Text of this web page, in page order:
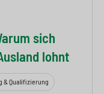
sich
lohnt
& Qualifizierung